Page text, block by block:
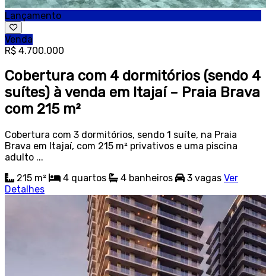
Lançamento
Venda
R$ 4.700.000
Cobertura com 4 dormitórios (sendo 4
suítes) à venda em Itajaí – Praia Brava
com 215 m²
Cobertura com 3 dormitórios, sendo 1 suíte, na Praia
Brava em Itajaí, com 215 m² privativos e uma piscina
adulto ...
215 m²
4 quartos 4 banheiros 3 vagas Ver
Detalhes